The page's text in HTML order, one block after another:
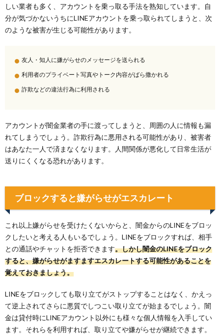
しい業者も多く、アカウントを乗っ取る手法を熟知しています。自
分が気づかないうちにLINEアカウントを乗っ取られてしまうと、次
のような被害が生じる可能性があります。
友人・知人に嫌がらせのメッセージを送られる
利用者のプライベート写真やトーク内容がばら撒かれる
詐欺などの違法行為に利用される
アカウントが闇金業者の手に渡ってしまうと、周囲の人に情報も漏
れてしまうでしょう。詐欺行為に悪用される可能性があり、被害者
はあなた一人で済まなくなります。人間関係が悪化して日常生活が
送りにくくなる恐れがあります。
ブロックすると嫌がらせがエスカレート
これ以上嫌がらせを受けたくないからと、闇金からのLINEをブロッ
クしたいと考える人もいるでしょう。LINEをブロックすれば、相手
との通話やチャットを拒否できます。しかし闇金のLINEをブロック
すると、嫌がらせがますますエスカレートする可能性があることを
覚えておきましょう。
LINEをブロックしても取り立てがストップすることはなく、かえっ
て逆上されてさらに悪質でしつこい取り立てが始まるでしょう。闇
金は貸付時にLINEアカウント以外にも様々な個人情報を入手してい
ます。それらを利用すれば、取り立てや嫌がらせが継続できます。